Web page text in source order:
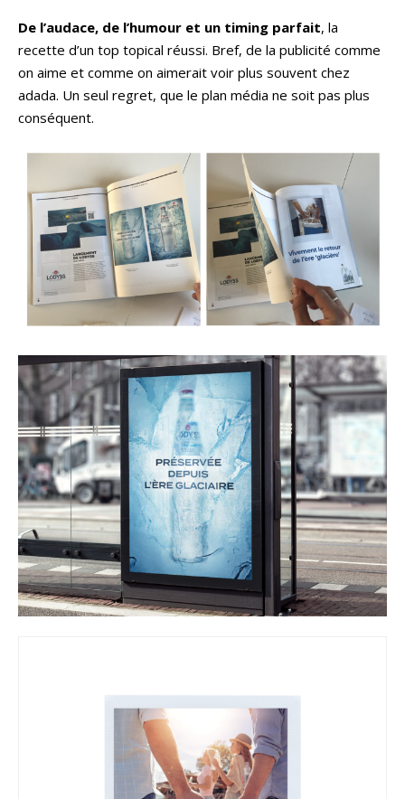
De l’audace, de l’humour et un timing parfait, la
recette d’un top topical réussi. Bref, de la publicité comme
on aime et comme on aimerait voir plus souvent chez
adada. Un seul regret, que le plan média ne soit pas plus
conséquent.